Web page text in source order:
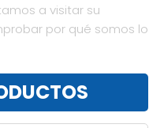
a visitar su
por qué somos lo